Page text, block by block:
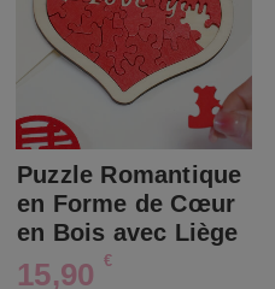
Puzzle Romantique
en Forme de Cœur
en Bois avec Liège
15,90 €